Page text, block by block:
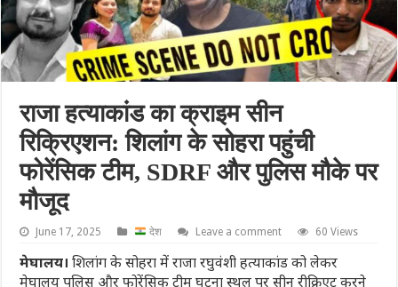
राजा हत्याकांड का क्राइम सीन
रिक्रिएशन: शिलांग के सोहरा पहुंची
फोरेंसिक टीम, SDRF और पुलिस मौके पर
मौजूद
June 17, 2025 देश Leave a comment 60 Views
मेघालय।शिलांग के सोहरा में राजा रघुवंशी हत्याकांड को लेकर
मेघालय पुलिस और फोरेंसिक टीम घटना स्थल पर सीन रीक्रिएट करने